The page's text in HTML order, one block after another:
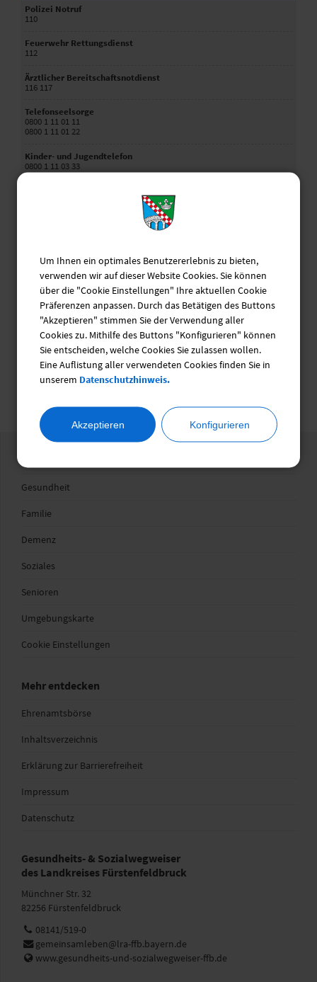
Polizei Notruf
110
Feuerwehr Rettungsdienst
112
Ärztlicher Bereitschaftsnotdienst
116 117
Telefonseelsorge
0800 1 11 01 11
0800 1 11 01 22
Kinder- und Jugendtelefon
0800 1 11 03 33
Hilfetelefon "Gewalt gegen Frauen"
Krisendienst Psychiatrie Oberbayern
0800 655 3000
Behördennotruf
Ehrenamtsbörse
Gesundheit
Familie
Demenz
Soziales
Senioren
Umgebungskarte
Cookie Einstellungen
Mehr entdecken
Ehrenamtsbörse
Inhaltsverzeichnis
Erklärung zur Barrierefreiheit
Impressum
Datenschutz
Gesundheits- & Sozialwegweiser
des Landkreises Fürstenfeldbruck
Münchner Str. 32
82256 Fürstenfeldbruck
Telefon:
08141/519-0
E-
Mail:
gemeinsamleben@lra-ffb.bayern.de
Web:
www.gesundheits-und-sozialwegweiser-ffb.de
Um Ihnen ein optimales Benutzererlebnis zu bieten,
verwenden wir auf dieser Website Cookies. Sie können
über die "Cookie Einstellungen" Ihre aktuellen Cookie
Präferenzen anpassen. Durch das Betätigen des Buttons
"Akzeptieren" stimmen Sie der Verwendung aller
Cookies zu. Mithilfe des Buttons "Konfigurieren" können
Sie entscheiden, welche Cookies Sie zulassen wollen.
Eine Auflistung aller verwendeten Cookies finden Sie in
unserem Datenschutzhinweis.
Akzeptieren Konfigurieren